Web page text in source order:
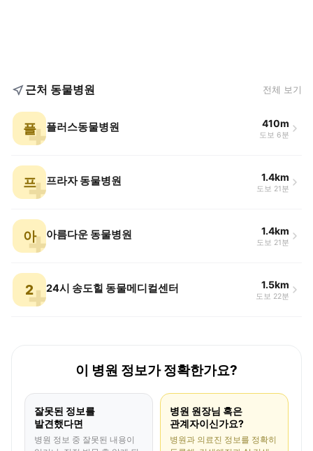
근처 동물병원 전체 보기
플 플러스동물병원 410m
도보 6분
프 프라자 동물병원 1.4km
도보 21분
아 아름다운 동물병원 1.4km
도보 21분
2 24시 송도힐 동물메디컬센터 1.5km
도보 22분
이 병원 정보가 정확한가요?
잘못된 정보를
발견했다면
병원 정보 중 잘못된 내용이
병원 원장님 혹은
관계자이신가요?
병원과 의료진 정보를 정확히